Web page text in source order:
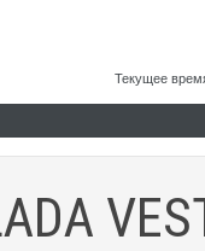
Текущее